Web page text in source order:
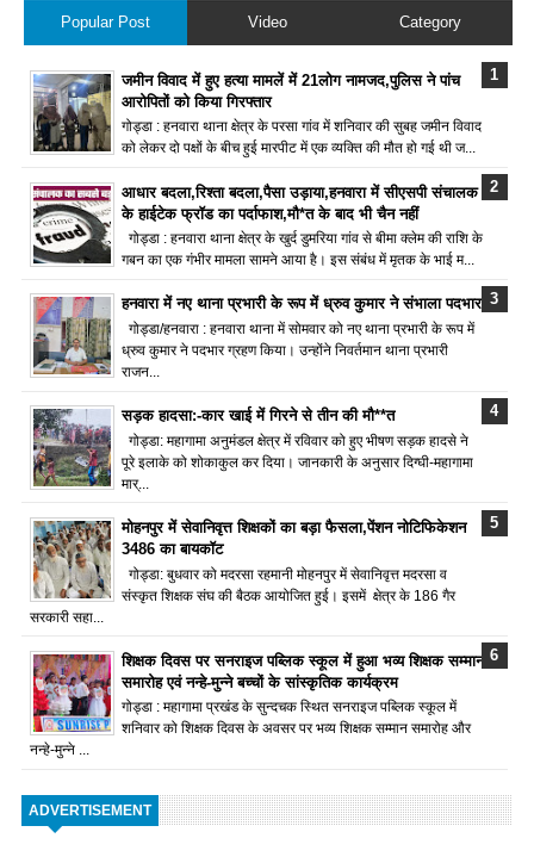
Popular Post Video Category
जमीन विवाद में हुए हत्या मामलें में 21लोग नामजद,पुलिस ने पांच
आरोपितों को किया गिरफ्तार
गोड्डा : हनवारा थाना क्षेत्र के परसा गांव में शनिवार की सुबह जमीन विवाद
को लेकर दो पक्षों के बीच हुई मारपीट में एक व्यक्ति की मौत हो गई थी ज...
आधार बदला,रिश्ता बदला,पैसा उड़ाया,हनवारा में सीएसपी संचालक
के हाईटेक फ्रॉड का पर्दाफाश,मौ*त के बाद भी चैन नहीं
गोड्डा : हनवारा थाना क्षेत्र के खुर्द डुमरिया गांव से बीमा क्लेम की राशि के
गबन का एक गंभीर मामला सामने आया है। इस संबंध में मृतक के भाई म...
हनवारा में नए थाना प्रभारी के रूप में ध्रुव कुमार ने संभाला पदभार
गोड्डा/हनवारा : हनवारा थाना में सोमवार को नए थाना प्रभारी के रूप में
ध्रुव कुमार ने पदभार ग्रहण किया। उन्होंने निवर्तमान थाना प्रभारी
राजन...
सड़क हादसा:-कार खाई में गिरने से तीन की मौ**त
गोड्डा: महागामा अनुमंडल क्षेत्र में रविवार को हुए भीषण सड़क हादसे ने
पूरे इलाके को शोकाकुल कर दिया। जानकारी के अनुसार दिग्घी-महागामा
मार्...
मोहनपुर में सेवानिवृत्त शिक्षकों का बड़ा फैसला,पेंशन नोटिफिकेशन
3486 का बायकॉट
गोड्डा: बुधवार को मदरसा रहमानी मोहनपुर में सेवानिवृत्त मदरसा व
संस्कृत शिक्षक संघ की बैठक आयोजित हुई। इसमें क्षेत्र के 186 गैर
सरकारी सहा...
शिक्षक दिवस पर सनराइज पब्लिक स्कूल में हुआ भव्य शिक्षक सम्मान
समारोह एवं नन्हे-मुन्ने बच्चों के सांस्कृतिक कार्यक्रम
गोड्डा : महागामा प्रखंड के सुन्दचक स्थित सनराइज पब्लिक स्कूल में
शनिवार को शिक्षक दिवस के अवसर पर भव्य शिक्षक सम्मान समारोह और
नन्हे-मुन्ने ...
ADVERTISEMENT